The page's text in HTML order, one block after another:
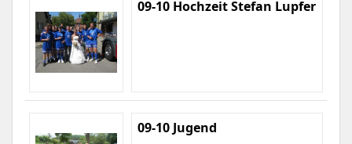
09-10 Hochzeit Stefan Lupfer
09-10 Jugend